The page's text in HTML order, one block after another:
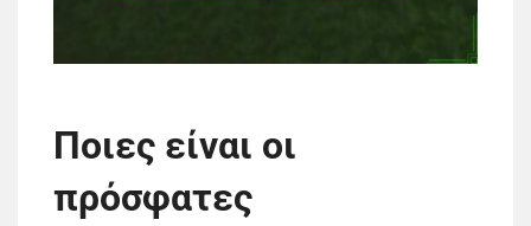
Ποιες είναι οι
πρόσφατες